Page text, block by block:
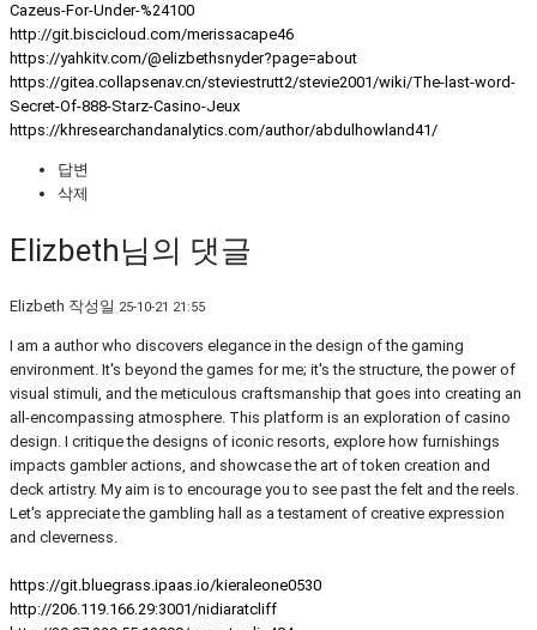
Cazeus-For-Under-%24100
http://git.biscicloud.com/merissacape46
https://yahkitv.com/@elizbethsnyder?page=about
https://gitea.collapsenav.cn/steviestrutt2/stevie2001/wiki/The-last-word-
Secret-Of-888-Starz-Casino-Jeux
https://khresearchandanalytics.com/author/abdulhowland41/
답변
삭제
Elizbeth님의 댓글
Elizbeth 작성일 25-10-21 21:55
I am a author who discovers elegance in the design of the gaming
environment. It's beyond the games for me; it's the structure, the power of
visual stimuli, and the meticulous craftsmanship that goes into creating an
all-encompassing atmosphere. This platform is an exploration of casino
design. I critique the designs of iconic resorts, explore how furnishings
impacts gambler actions, and showcase the art of token creation and
deck artistry. My aim is to encourage you to see past the felt and the reels.
Let's appreciate the gambling hall as a testament of creative expression
and cleverness.
https://git.bluegrass.ipaas.io/kieraleone0530
http://206.119.166.29:3001/nidiaratcliff